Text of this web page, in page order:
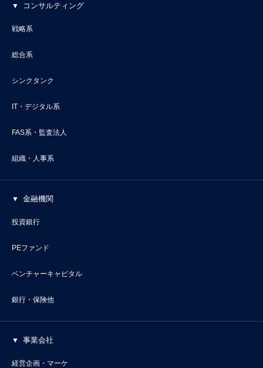
コンサルティング
戦略系
総合系
シンクタンク
IT・デジタル系
FAS系・監査法人
組織・人事系
金融機関
投資銀行
PEファンド
ベンチャーキャピタル
銀行・保険他
事業会社
経営企画・マーケ